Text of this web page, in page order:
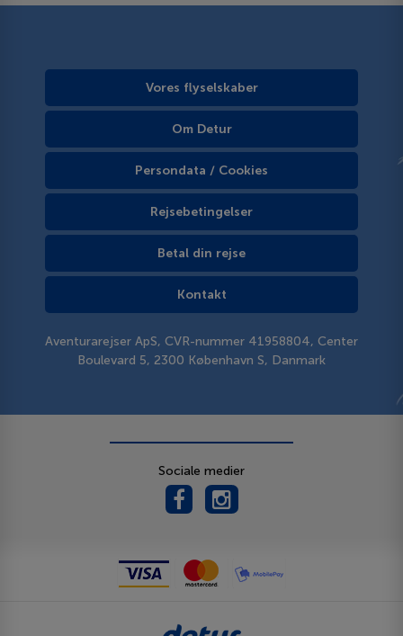
Vores flyselskaber
Om Detur
Persondata / Cookies
Rejsebetingelser
Betal din rejse
Kontakt
Aventurarejser ApS, CVR-nummer 41958804, Center
Boulevard 5, 2300 København S, Danmark
Sociale medier